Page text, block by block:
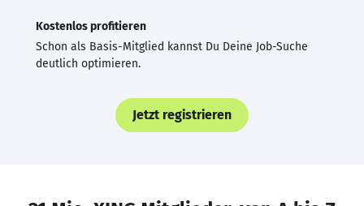
Kostenlos profitieren
Schon als Basis-Mitglied kannst Du Deine Job-Suche
deutlich optimieren.
Jetzt registrieren